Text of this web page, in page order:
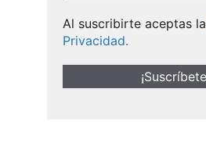
Al suscribirte aceptas la
Privacidad.